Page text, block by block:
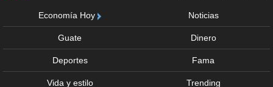
Economía Hoy Noticias
Guate Dinero
Deportes Fama
Vida y estilo Trending